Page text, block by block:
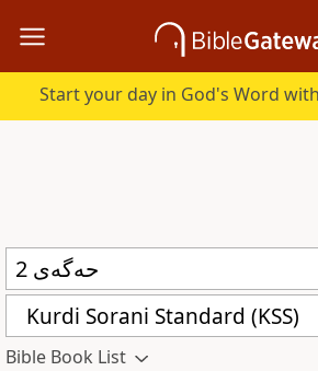
Kurdi Sorani Standard (KSS)
Bible Book List